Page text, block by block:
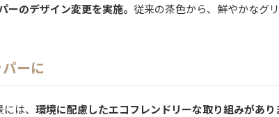
のデザイン変更を実施。 従来の茶色から、鮮やかなグ
ーに
は、 環境に配慮したエコフレンドリーな取り組みがあり